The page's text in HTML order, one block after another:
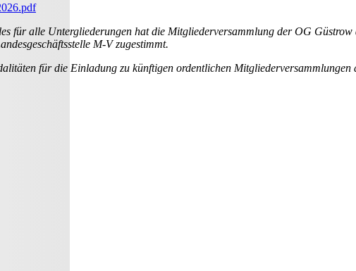
für alle Untergliederungen hat die Mitgliederversammlung der OG
M-V zugestimmt.
für die Einladung zu künftigen ordentlichen